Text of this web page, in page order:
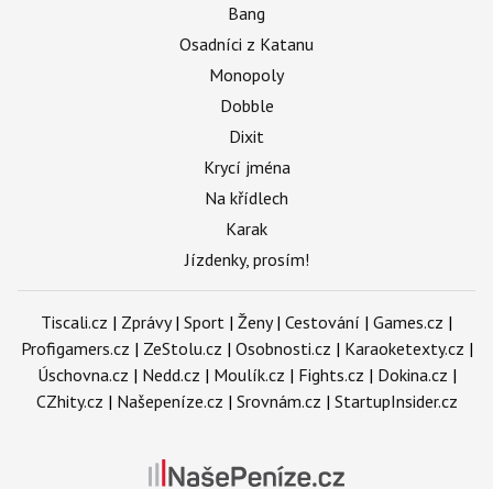
Bang
Osadníci z Katanu
Monopoly
Dobble
Dixit
Krycí jména
Na křídlech
Karak
Jízdenky, prosím!
Tiscali.cz | Zprávy| Sport | Ženy| Cestování | Games.cz |
Profigamers.cz | ZeStolu.cz | Osobnosti.cz | Karaoketexty.cz |
Úschovna.cz | Nedd.cz | Moulík.cz | Fights.cz | Dokina.cz |
CZhity.cz | Našepeníze.cz | Srovnám.cz | StartupInsider.cz